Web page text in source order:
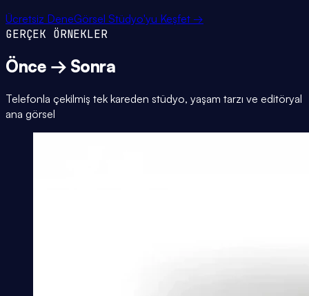
Ücretsiz DeneGörsel Stüdyo'yu Keşfet →
GERÇEK ÖRNEKLER
Önce → Sonra
Telefonla çekilmiş tek kareden stüdyo, yaşam tarzı ve editöryal
ana görsel